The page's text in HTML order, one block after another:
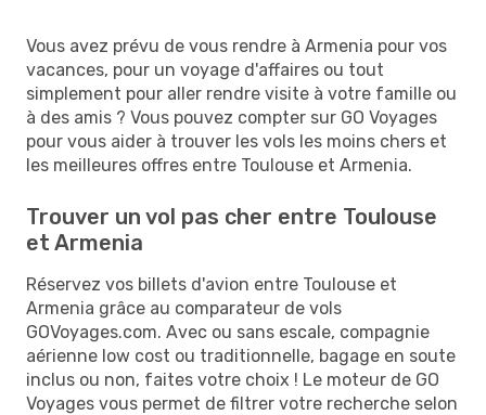
Vous avez prévu de vous rendre à Armenia pour vos
vacances, pour un voyage d'affaires ou tout
simplement pour aller rendre visite à votre famille ou
à des amis ? Vous pouvez compter sur GO Voyages
pour vous aider à trouver les vols les moins chers et
les meilleures offres entre Toulouse et Armenia.
Trouver un vol pas cher entre Toulouse
et Armenia
Réservez vos billets d'avion entre Toulouse et
Armenia grâce au comparateur de vols
GOVoyages.com. Avec ou sans escale, compagnie
aérienne low cost ou traditionnelle, bagage en soute
inclus ou non, faites votre choix ! Le moteur de GO
Voyages vous permet de filtrer votre recherche selon